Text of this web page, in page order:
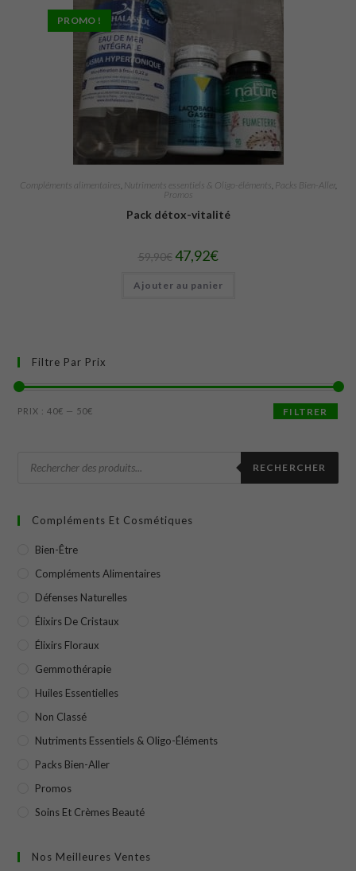
PROMO !
Compléments alimentaires, Nutriments essentiels & Oligo-éléments, Packs Bien-Aller,
Promos
Pack détox-vitalité
59,90€ 47,92€
Ajouter au panier
Filtre Par Prix
FILTRER
PRIX :40€ — 50€
RECHERCHER
Compléments Et Cosmétiques
Bien-Être
Compléments Alimentaires
Défenses Naturelles
Élixirs De Cristaux
Élixirs Floraux
Gemmothérapie
Huiles Essentielles
Non Classé
Nutriments Essentiels & Oligo-Éléments
Packs Bien-Aller
Promos
Soins Et Crèmes Beauté
Nos Meilleures Ventes